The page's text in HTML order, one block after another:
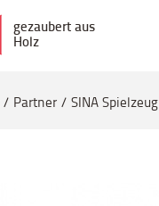
gezaubert aus
Holz
Partner SINA Spielzeug